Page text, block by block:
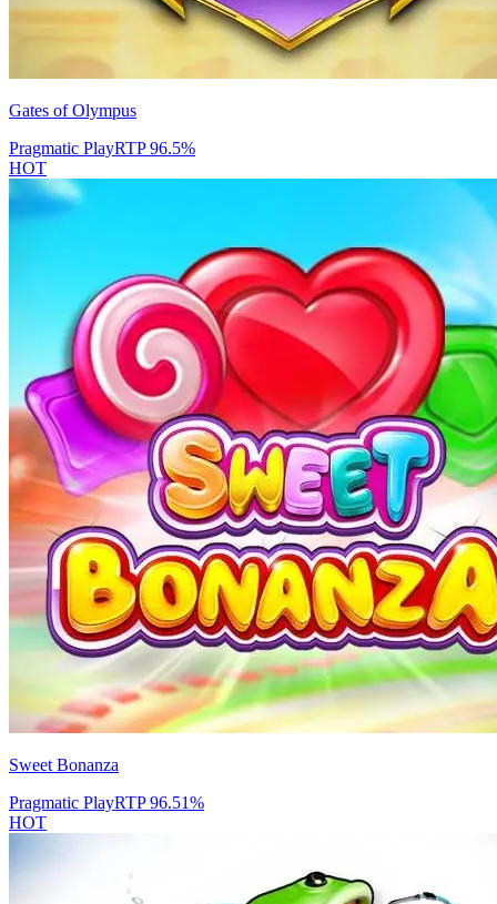
Gates of Olympus
Pragmatic PlayRTP96.5%
HOT
Sweet Bonanza
Pragmatic PlayRTP96.51%
HOT